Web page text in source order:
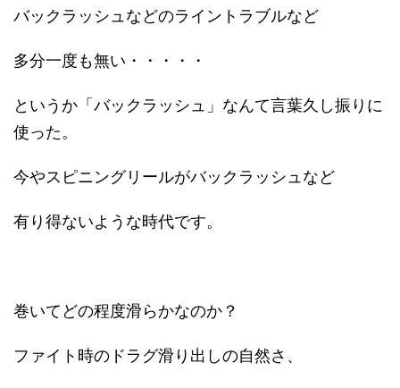
バックラッシュなどのライントラブルなど
多分一度も無い・・・・・
というか「バックラッシュ」なんて言葉久し振りに
使った。
今やスピニングリールがバックラッシュなど
有り得ないような時代です。
巻いてどの程度滑らかなのか？
ファイト時のドラグ滑り出しの自然さ、